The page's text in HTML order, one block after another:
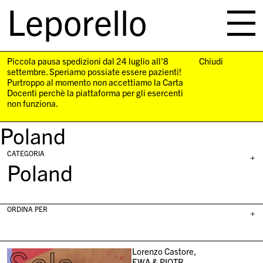
Leporello
navigation
Piccola pausa spedizioni dal 24 luglio all'8
settembre. Speriamo possiate essere pazienti!
Purtroppo al momento non accettiamo la Carta
Docenti perchè la piattaforma per gli esercenti
non funziona.
Chiudi
Poland
+
CATEGORIA
Poland
+
ORDINA PER
Lorenzo Castore,